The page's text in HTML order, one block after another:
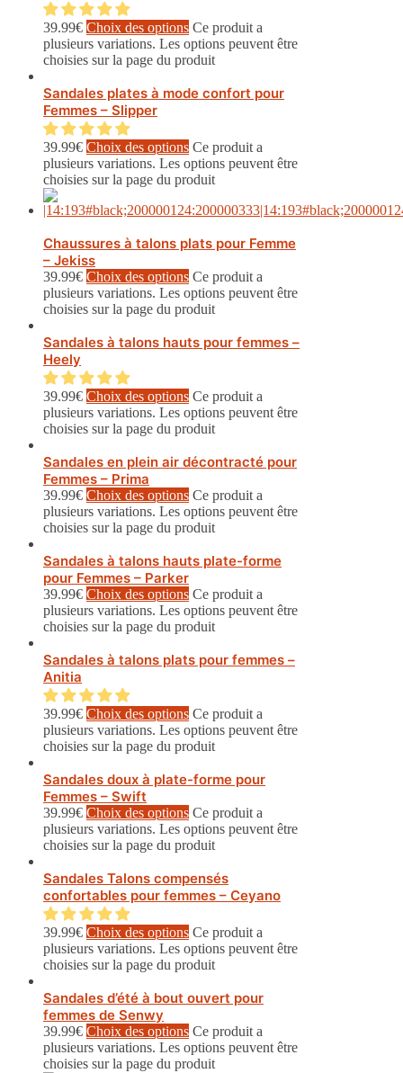
39.99€ Choix des options Ce produit a
plusieurs variations. Les options peuvent être
choisies sur la page du produit
Sandales plates à mode confort pour
Femmes – Slipper
39.99€ Choix des options Ce produit a
plusieurs variations. Les options peuvent être
choisies sur la page du produit
Chaussures à talons plats pour Femme
– Jekiss
39.99€ Choix des options Ce produit a
plusieurs variations. Les options peuvent être
choisies sur la page du produit
Sandales à talons hauts pour femmes –
Heely
39.99€ Choix des options Ce produit a
plusieurs variations. Les options peuvent être
choisies sur la page du produit
Sandales en plein air décontracté pour
Femmes – Prima
39.99€ Choix des options Ce produit a
plusieurs variations. Les options peuvent être
choisies sur la page du produit
Sandales à talons hauts plate-forme
pour Femmes – Parker
39.99€ Choix des options Ce produit a
plusieurs variations. Les options peuvent être
choisies sur la page du produit
Sandales à talons plats pour femmes –
Anitia
39.99€ Choix des options Ce produit a
plusieurs variations. Les options peuvent être
choisies sur la page du produit
Sandales doux à plate-forme pour
Femmes – Swift
39.99€ Choix des options Ce produit a
plusieurs variations. Les options peuvent être
choisies sur la page du produit
Sandales Talons compensés
confortables pour femmes – Ceyano
39.99€ Choix des options Ce produit a
plusieurs variations. Les options peuvent être
choisies sur la page du produit
Sandales d’été à bout ouvert pour
femmes de Senwy
39.99€ Choix des options Ce produit a
plusieurs variations. Les options peuvent être
choisies sur la page du produit